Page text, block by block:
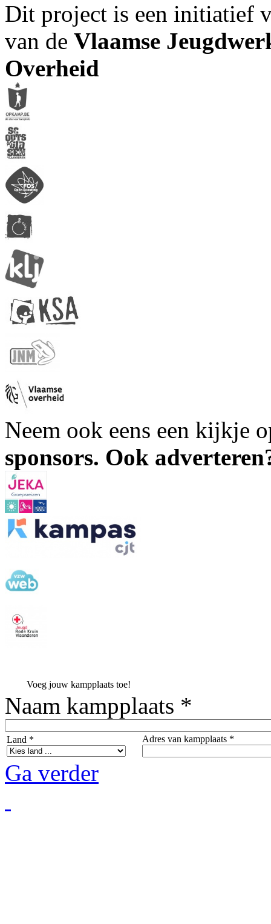
Dit project is een initiatief
van de Vlaamse
Overheid
Neem ook eens een kijkje
sponsors. Ook
Voeg jouw kampplaats toe!
Naam kampplaats *
Land * Adres van kampplaats *
Ga verder